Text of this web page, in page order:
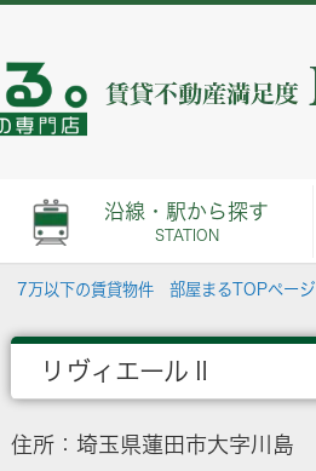
沿線・駅から探す
STATION
7万以下の賃貸物件 部屋まるTOPページ
リヴィエールⅡ
住所：埼玉県蓮田市大字川島